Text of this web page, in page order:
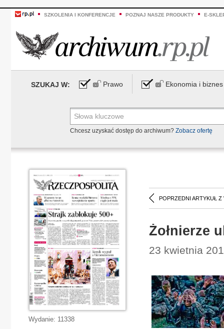
SZKOLENIA I KONFERENCJE POZNAJ NASZE PRODUKTY E-
SZUKAJ W: Prawo Ekonomia i biznes
Chcesz uzyskać dostęp do archiwum? Zobacz ofertę
POPRZEDNI ARTYKUŁ Z
Żołnierze
23 kwietnia
Wydanie: 11338